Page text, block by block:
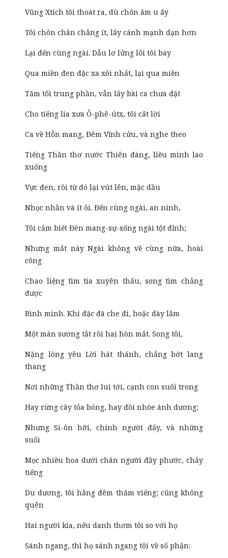
Vũng Xtích tôi thoát ra, dù chốn âm u ấy
Tôi chôn chân chẳng ít, lấy cánh mạnh dạn hơn
Lại đến cùng ngài. Dẫu lơ lửng lối tôi bay
Qua miền đen đặc xa xôi nhất, lại qua miền
Tăm tối trung phần, vẫn lấy bài ca chưa đặt
Cho tiếng lia xưa Ô-phê-útx, tôi cất lời
Ca về Hỗn mang, Đêm Vĩnh cửu, và nghe theo
Tiếng Thần thơ nước Thiên đàng, liều mình lao
xuống
Vực đen, rồi từ đó lại vút lên, mặc dầu
Nhọc nhằn và ít ỏi. Đến cùng ngài, an ninh,
Tôi cảm biết Đèn mang-sự-sống ngài tột đỉnh;
Nhưng mắt này Ngài không về cùng nữa, hoài
công
Chao liệng tìm tia xuyên thấu, song tìm chẳng
được
Bình minh. Khí đặc đã che đi, hoặc dày lắm
Một màn sương tắt rồi hai hòn mắt. Song tôi,
Nặng lòng yêu Lời hát thánh, chẳng bớt lang
thang
Nơi những Thần thơ lui tới, cạnh con suối trong
Hay rừng cây tỏa bóng, hay đồi nhòe ánh dương;
Nhưng Si-ôn hỡi, chính người đấy, và những
suối
Mọc nhiều hoa dưới chân người đầy phước, chảy
tiếng
Du dương, tôi hằng đêm thăm viếng; cũng không
quên
Hai người kia, nếu danh thơm tôi so với họ
Sánh ngang, thì họ sánh ngang tôi về số phận: